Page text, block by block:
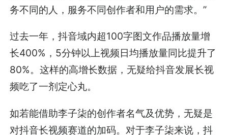
务不同的人，服务不同创作者和用户的需求。”
过去一年，抖音域内超100字图文作品播放量增
长400%，5分钟以上视频日均播放量同比提升了
80%。这样的高增长数据，无疑给抖音发展长视
频吃了一剂定心丸。
如若能借助李子柒的创作者名气及优势，无疑是
对抖音长视频赛道的加码。对于李子柒来说，抖